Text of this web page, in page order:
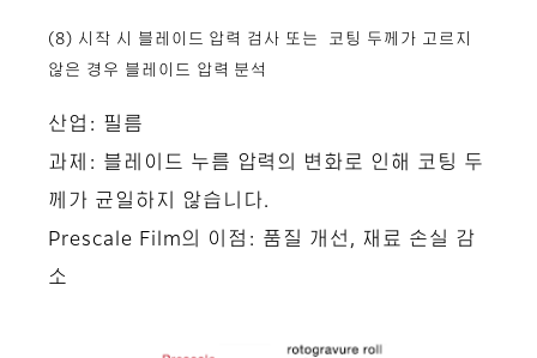
(8) 시작 시 블레이드 압력 검사 또는 코팅 두께가 고르지
않은 경우 블레이드 압력 분석
산업: 필름
과제: 블레이드 누름 압력의 변화로 인해 코팅 두
께가 균일하지 않습니다.
Prescale Film의 이점: 품질 개선, 재료 손실 감
소